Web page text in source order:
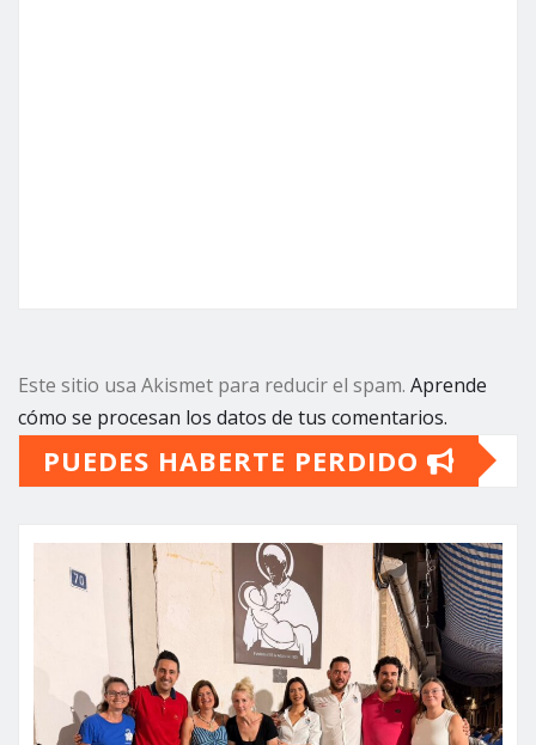
Este sitio usa Akismet para reducir el spam. Aprende
cómo se procesan los datos de tus comentarios.
PUEDES HABERTE PERDIDO